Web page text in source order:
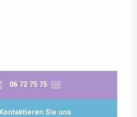
06 72 75 75 ▒▒
Kontaktieren Sie uns